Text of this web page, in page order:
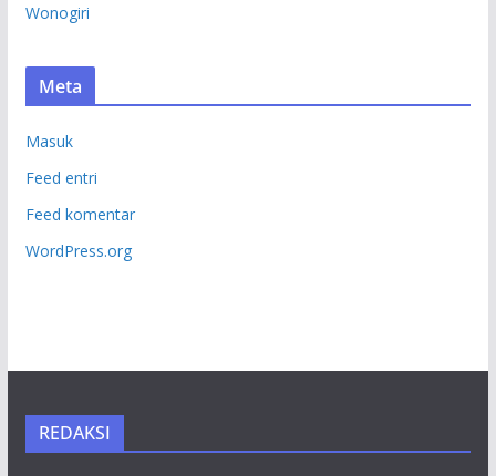
Wonogiri
Meta
Masuk
Feed entri
Feed komentar
WordPress.org
REDAKSI